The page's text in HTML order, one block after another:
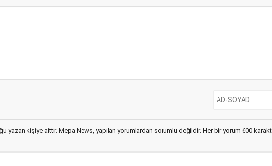
yazan kişiye aittir. Mepa News, yapılan yorumlardan sorumlu değildir. Her bir yorum 600